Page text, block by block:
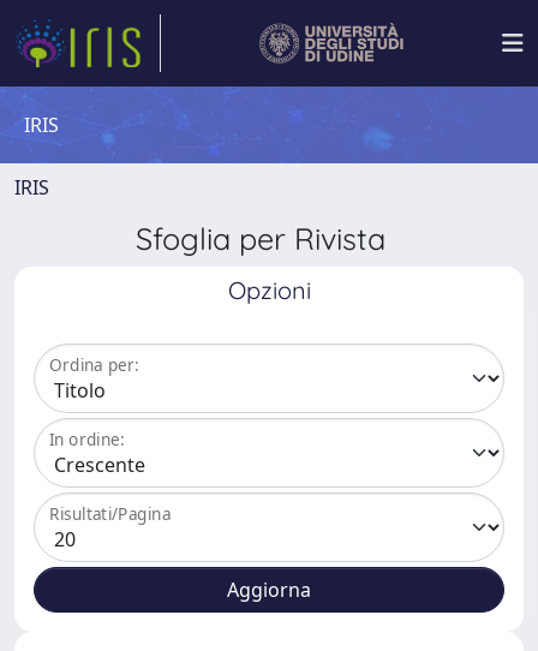
IRIS
IRIS
Sfoglia per Rivista
Opzioni
Ordina per:
In ordine:
Risultati/Pagina